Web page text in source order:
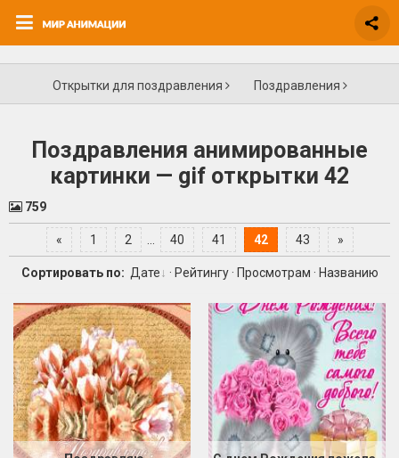
Открытки для поздравления Поздравления
Поздравления анимированные
картинки — gif открытки 42
759
« 1 2 ... 40 41 42 43 »
Сортировать по: Дате · Рейтингу· Просмотрам · Названию